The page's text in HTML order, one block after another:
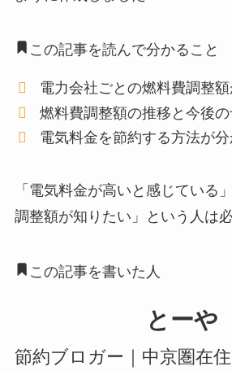
この記事を読んで分かること
電力会社ごとの燃料費調整額
燃料費調整額の推移と今後の
電気料金を節約する方法が分
「電気料金が高いと感じている
調整額が知りたい」という人は必
この記事を書いた人
とーや
節約ブロガー｜中京圏在